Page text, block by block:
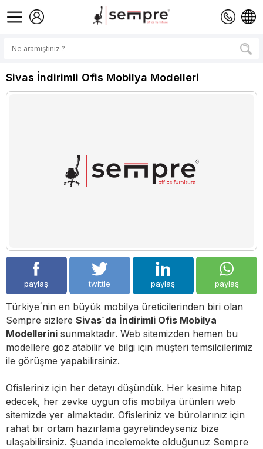
Sivas İndirimli Ofis Mobilya Modelleri
paylaş twittle paylaş paylaş
Türkiye´nin en büyük mobilya üreticilerinden biri olan
Sempre sizlere Sivas´da İndirimli Ofis Mobilya
Modellerini sunmaktadır. Web sitemizden hemen bu
modellere göz atabilir ve bilgi için müşteri temsilcilerimiz
ile görüşme yapabilirsiniz.
Ofisleriniz için her detayı düşündük. Her kesime hitap
edecek, her zevke uygun ofis mobilya ürünleri web
sitemizde yer almaktadır. Ofisleriniz ve bürolarınız için
rahat bir ortam hazırlama gayretindeyseniz bize
ulaşabilirsiniz. Şuanda incelemekte olduğunuz Sempre